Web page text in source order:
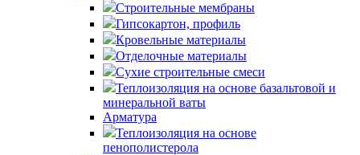
Строительные мембраны
Гипсокартон, профиль
Кровельные материалы
Отделочные материалы
Сухие строительные смеси
Теплоизоляция на основе базальтовой и
минеральной ваты
Арматура
Теплоизоляция на основе
пенополистерола